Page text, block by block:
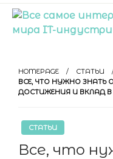
Skip
content
индустрии
HOMEPAGE
СТАТЬИ
ВСЕ, ЧТО НУЖНО ЗНАТЬ О
ДОСТИЖЕНИЯ И ВКЛАД
СТАТЬИ
Все, что